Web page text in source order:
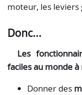
moteur, les leviers
Donc...
Les
faciles au monde
Donner des